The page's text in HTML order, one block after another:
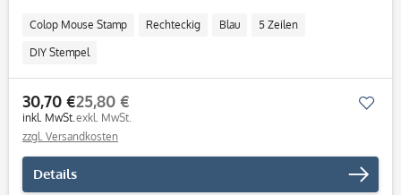
Colop Mouse Stamp Rechteckig Blau 5 Zeilen
DIY Stempel
30,70 €
inkl. MwSt.
25,80 €
exkl. MwSt.
zzgl. Versandkosten
Details